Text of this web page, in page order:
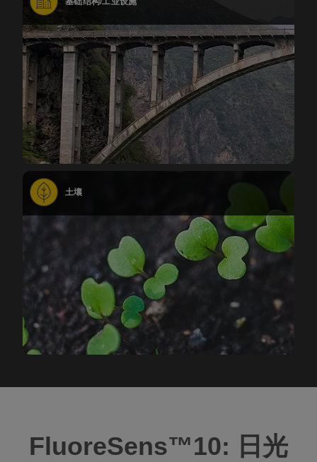
土壤
FluoreSens™️10: 日光